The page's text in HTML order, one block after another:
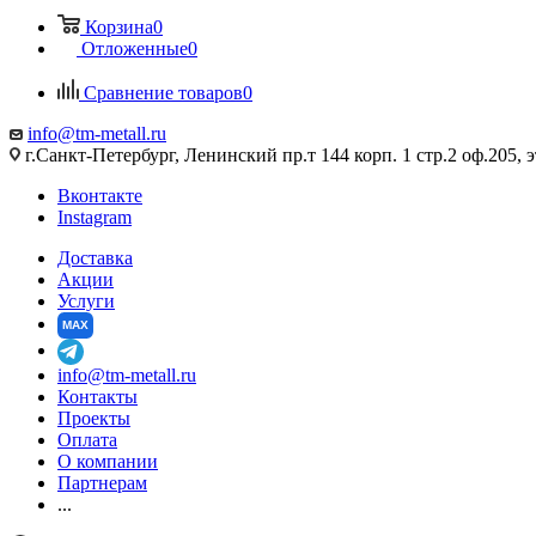
Корзина0
Отложенные0
Сравнение товаров0
info@tm-metall.ru
г.Санкт-Петербург, Ленинский пр.т 144 корп. 1 стр.2 оф.205,
Вконтакте
Instagram
Доставка
Акции
Услуги
MAX
info@tm-metall.ru
Контакты
Проекты
Оплата
О компании
Партнерам
...